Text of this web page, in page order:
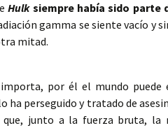
Hulksiempre había sido parte
gamma se siente vacío y
mitad.
por él el mundo puede
ha perseguido y tratado de
que, junto a la fuerza bruta, la